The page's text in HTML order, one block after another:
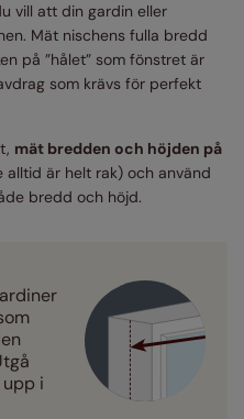
vill att din gardin eller
Mät nischens fulla bredd
på ”hålet” som fönstret är
som krävs för perfekt
mät bredden och höjden på
alltid är helt rak) och använd
bredd och höjd.
i